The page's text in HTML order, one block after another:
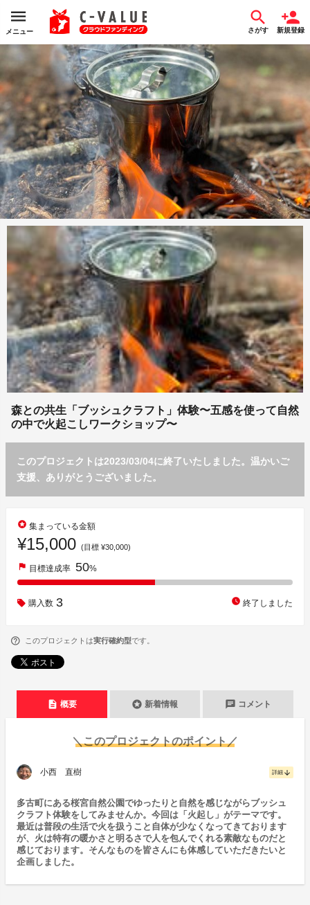
メニュー さがす 新規登録
森との共生「ブッシュクラフト」体験〜五感を使って自然
の中で火起こしワークショップ〜
このプロジェクトは2023/03/04に終了いたしました。温かいご
支援、ありがとうございました。
stars 集まっている金額
¥15,000 (目標 ¥30,000)
flag 目標達成率 50%
購入数 3 watch_later 終了しました
このプロジェクトは実行確約型です。
description 概要 stars 新着情報 chat コメント
＼このプロジェクトのポイント／
小西 直樹 詳細 arrow_downward
多古町にある桜宮自然公園でゆったりと自然を感じながらブッシュ
クラフト体験をしてみませんか。今回は「火起し」がテーマです。
最近は普段の生活で火を扱うこと自体が少なくなってきております
が、火は特有の暖かさと明るさで人を包んでくれる素敵なものだと
感じております。そんなものを皆さんにも体感していただきたいと
企画しました。